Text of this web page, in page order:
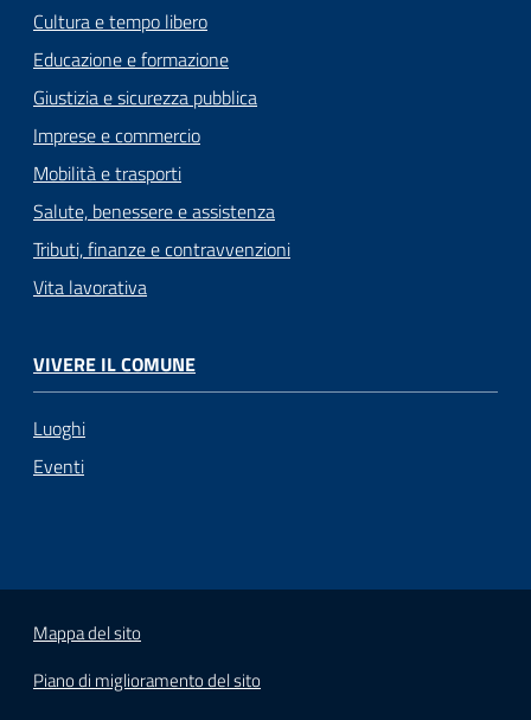
argomenti...
Seguici
su
Cultura e tempo libero
Educazione e formazione
Giustizia e sicurezza pubblica
Imprese e commercio
Mobilità e trasporti
Salute, benessere e assistenza
Tributi, finanze e contravvenzioni
Vita lavorativa
VIVERE IL COMUNE
Luoghi
Eventi
Mappa del sito
Piano di miglioramento del sito